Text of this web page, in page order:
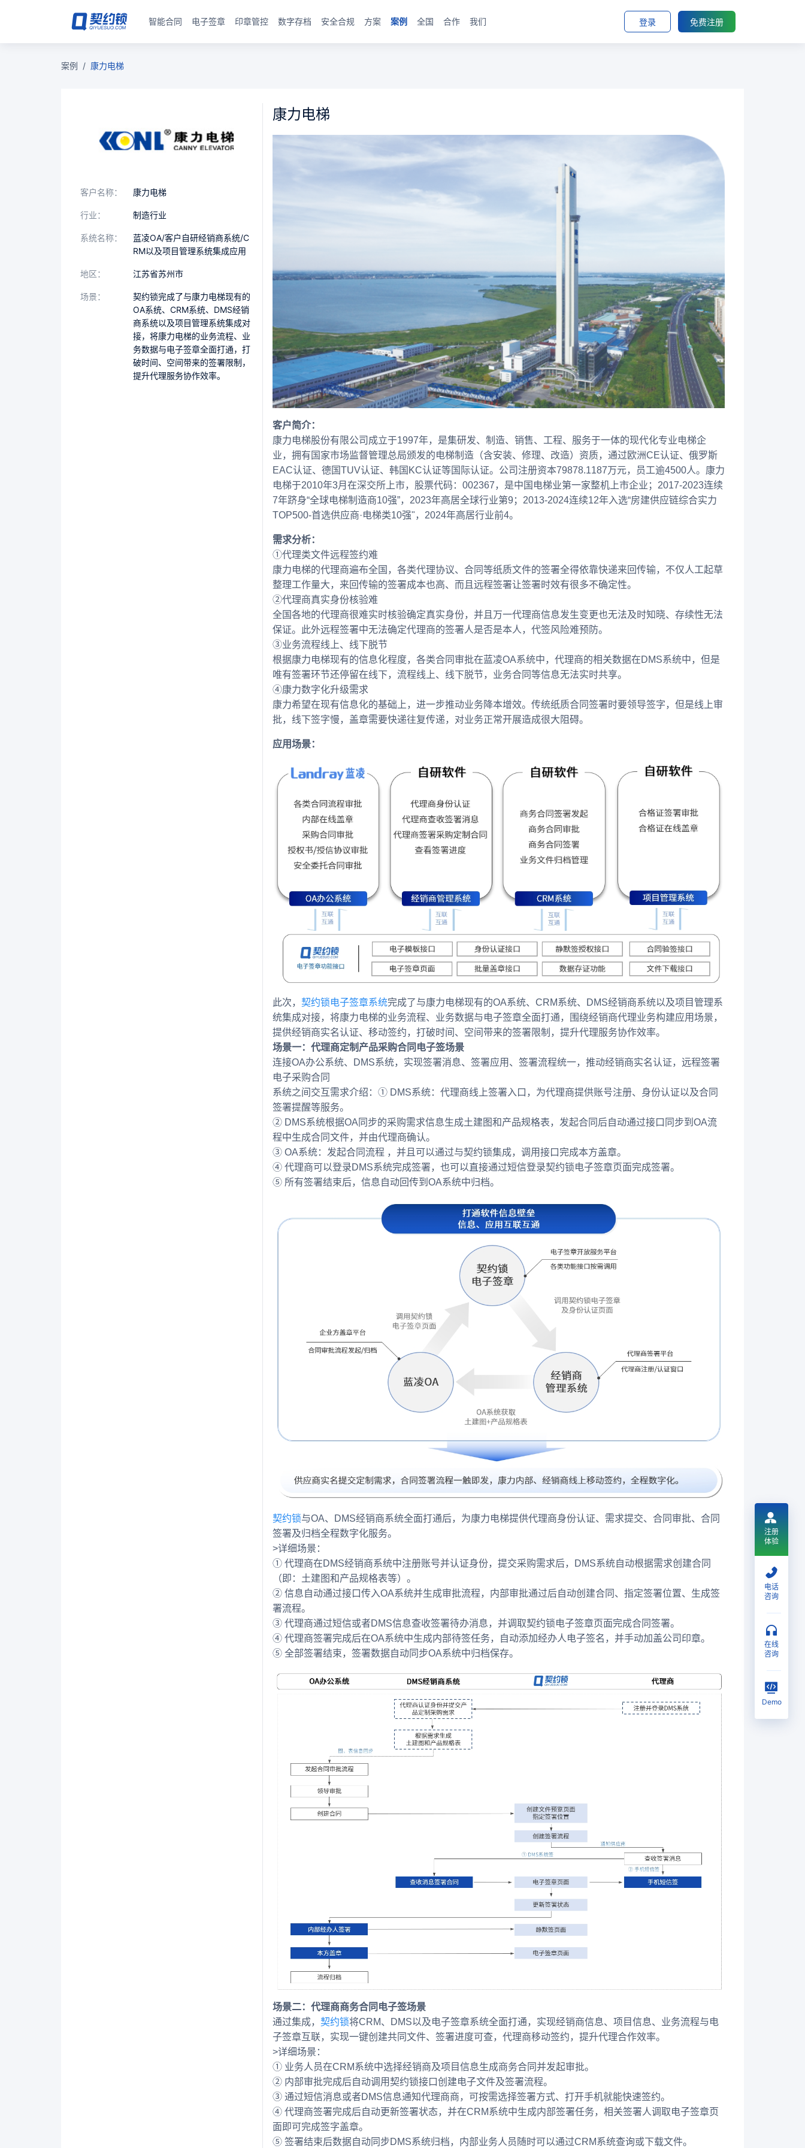
智能合同 电子签章 印章管控 数字存档 安全合规 方案 案例 全国 合作 我们 登录 免费注册
案例 / 康力电梯
客户名称： 康力电梯
行业： 制造行业
系统名称：
蓝凌OA/客户自研经销商系统/C
RM以及项目管理系统集成应用
地区： 江苏省苏州市
场景：
契约锁完成了与康力电梯现有的
OA系统、CRM系统、DMS经销
商系统以及项目管理系统集成对
接，将康力电梯的业务流程、业
务数据与电子签章全面打通，打
破时间、空间带来的签署限制，
提升代理服务协作效率。
康力电梯
客户简介：
康力电梯股份有限公司成立于1997年，是集研发、制造、销售、工程、服务于一体的现代化专业电梯企
业，拥有国家市场监督管理总局颁发的电梯制造（含安装、修理、改造）资质，通过欧洲CE认证、俄罗斯
EAC认证、德国TUV认证、韩国KC认证等国际认证。公司注册资本79878.1187万元，员工逾4500人。康力
电梯于2010年3月在深交所上市，股票代码：002367，是中国电梯业第一家整机上市企业；2017-2023连续
7年跻身“全球电梯制造商10强”，2023年高居全球行业第9；2013-2024连续12年入选“房建供应链综合实力
TOP500-首选供应商·电梯类10强"，2024年高居行业前4。
需求分析：
①代理类文件远程签约难
康力电梯的代理商遍布全国，各类代理协议、合同等纸质文件的签署全得依靠快递来回传输，不仅人工起草
整理工作量大，来回传输的签署成本也高、而且远程签署让签署时效有很多不确定性。
②代理商真实身份核验难
全国各地的代理商很难实时核验确定真实身份，并且万一代理商信息发生变更也无法及时知晓、存续性无法
保证。此外远程签署中无法确定代理商的签署人是否是本人，代签风险难预防。
③业务流程线上、线下脱节
根据康力电梯现有的信息化程度，各类合同审批在蓝凌OA系统中，代理商的相关数据在DMS系统中，但是
唯有签署环节还停留在线下，流程线上、线下脱节，业务合同等信息无法实时共享。
④康力数字化升级需求
康力希望在现有信息化的基础上，进一步推动业务降本增效。传统纸质合同签署时要领导签字，但是线上审
批，线下签字慢，盖章需要快递往复传递，对业务正常开展造成很大阻碍。
应用场景：
此次， 契约锁电子签章系统完成了与康力电梯现有的OA系统、CRM系统、DMS经销商系统以及项目管理系
统集成对接，将康力电梯的业务流程、业务数据与电子签章全面打通，围绕经销商代理业务构建应用场景，
提供经销商实名认证、移动签约，打破时间、空间带来的签署限制，提升代理服务协作效率。
场景一：代理商定制产品采购合同电子签场景
连接OA办公系统、DMS系统，实现签署消息、签署应用、签署流程统一，推动经销商实名认证，远程签署
电子采购合同
系统之间交互需求介绍：① DMS系统：代理商线上签署入口，为代理商提供账号注册、身份认证以及合同
签署提醒等服务。
② DMS系统根据OA同步的采购需求信息生成土建图和产品规格表，发起合同后自动通过接口同步到OA流
程中生成合同文件，并由代理商确认。
③ OA系统：发起合同流程 ，并且可以通过与契约锁集成，调用接口完成本方盖章。
④ 代理商可以登录DMS系统完成签署，也可以直接通过短信登录契约锁电子签章页面完成签署。
⑤ 所有签署结束后，信息自动回传到OA系统中归档。
契约锁与OA、DMS经销商系统全面打通后，为康力电梯提供代理商身份认证、需求提交、合同审批、合同
签署及归档全程数字化服务。
>详细场景：
① 代理商在DMS经销商系统中注册账号并认证身份，提交采购需求后，DMS系统自动根据需求创建合同
（即：土建图和产品规格表等）。
② 信息自动通过接口传入OA系统并生成审批流程，内部审批通过后自动创建合同、指定签署位置、生成签
署流程。
③ 代理商通过短信或者DMS信息查收签署待办消息，并调取契约锁电子签章页面完成合同签署。
④ 代理商签署完成后在OA系统中生成内部待签任务，自动添加经办人电子签名，并手动加盖公司印章。
⑤ 全部签署结束，签署数据自动同步OA系统中归档保存。
场景二：代理商商务合同电子签场景
通过集成， 契约锁将CRM、DMS以及电子签章系统全面打通，实现经销商信息、项目信息、业务流程与电
子签章互联，实现一键创建共同文件、签署进度可查，代理商移动签约，提升代理合作效率。
>详细场景：
① 业务人员在CRM系统中选择经销商及项目信息生成商务合同并发起审批。
② 内部审批完成后自动调用契约锁接口创建电子文件及签署流程。
③ 通过短信消息或者DMS信息通知代理商商，可按需选择签署方式、打开手机就能快速签约。
④ 代理商签署完成后自动更新签署状态，并在CRM系统中生成内部签署任务，相关签署人调取电子签章页
面即可完成签字盖章。
⑤ 签署结束后数据自动同步DMS系统归档，内部业务人员随时可以通过CRM系统查询或下载文件。
注册
体验
电话
咨询
在线
咨询
Demo